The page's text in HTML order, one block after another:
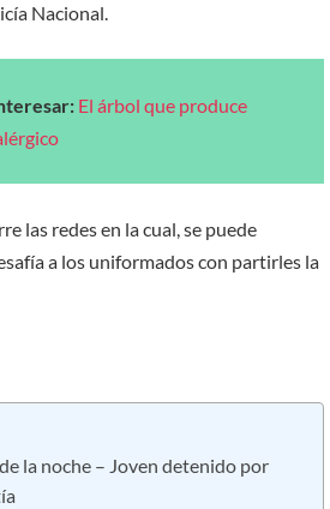
Nacional.
El árbol que produce
las redes en la cual, se puede
a los uniformados con partirles la
la noche – Joven detenido por